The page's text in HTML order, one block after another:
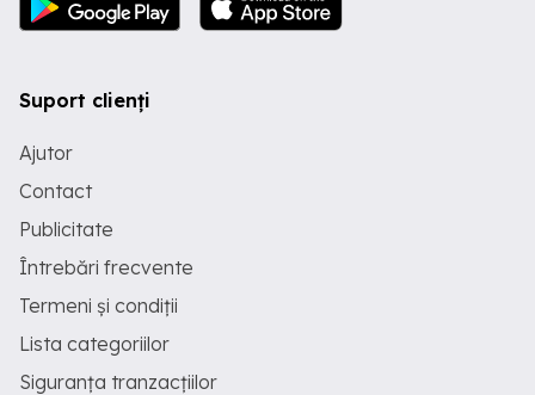
Suport clienți
Ajutor
Contact
Publicitate
Întrebări frecvente
Termeni și condiții
Lista categoriilor
Siguranța tranzacțiilor